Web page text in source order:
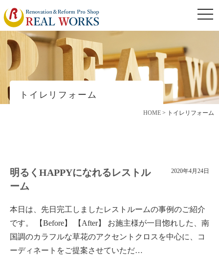
トイレリフォーム
HOME > トイレリフォーム
明るくHAPPYになれるレストル
ーム
2020年4月24日
本日は、先日完工しましたレストルームの事例のご紹介
です。 【Before】 【After】 お施主様が一目惚れした、南
国調のカラフルな草花のアクセントクロスを中心に、コ
ーディネートをご提案させていただ…